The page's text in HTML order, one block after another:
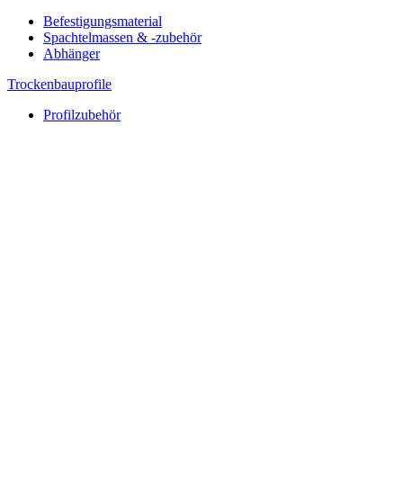
Befestigungsmaterial
Spachtelmassen & -zubehör
Abhänger
Trockenbauprofile
Profilzubehör